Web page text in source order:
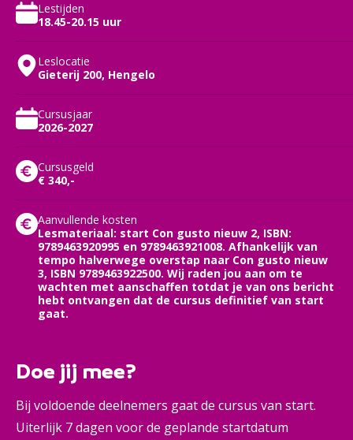
Lestijden
18.45-20.15 uur
Leslocatie
Gieterij 200, Hengelo
Cursusjaar
2026-2027
Cursusgeld
€ 340,-
Aanvullende kosten
Lesmateriaal: start Con gusto nieuw 2, ISBN:
9789463920995 en 9789463921008. Afhankelijk van
tempo halverwege overstap naar Con gusto nieuw
3, ISBN 9789463922500. Wij raden jou aan om te
wachten met aanschaffen totdat je van ons bericht
hebt ontvangen dat de cursus definitief van start
gaat.
Doe jij mee?
Bij voldoende deelnemers gaat de cursus van start.
Uiterlijk 7 dagen voor de geplande startdatum